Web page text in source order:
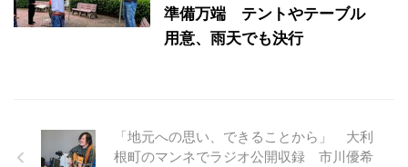
準備万端 テントやテーブル
用意、雨天でも決行
「地元への思い、できることから」 大利
根町のマンネでラジオ公開収録 市川優希